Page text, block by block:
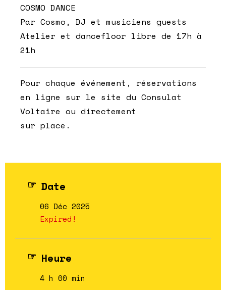
COSMO DANCE
Par Cosmo, DJ et musiciens guests
Atelier et dancefloor libre de 17h à
21h
Pour chaque événement, réservations
en ligne sur le site du Consulat
Voltaire ou directement
sur place.
Date
06 Déc 2025
Expired!
Heure
4 h 00 min